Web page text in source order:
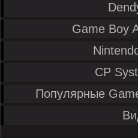
Game Boy
CP
Популярные